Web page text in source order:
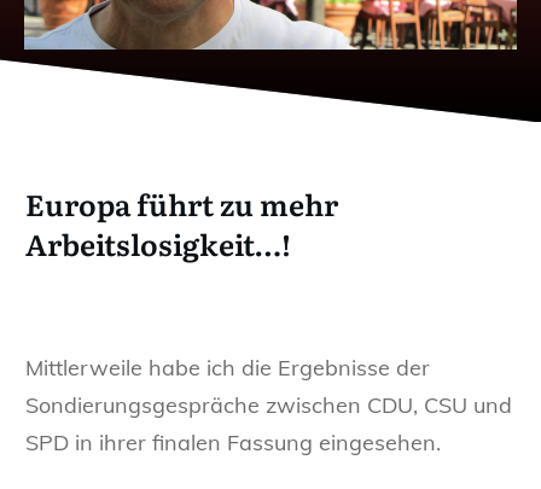
Europa führt zu mehr
Arbeitslosigkeit…!
Mittlerweile habe ich die Ergebnisse der
Sondierungsgespräche zwischen CDU, CSU und
SPD in ihrer finalen Fassung eingesehen.